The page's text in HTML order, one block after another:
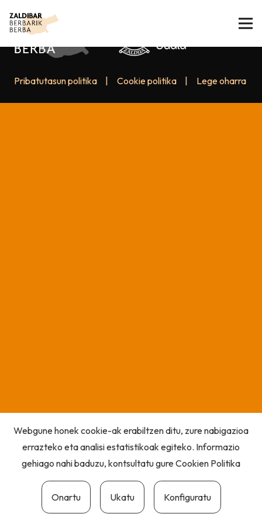
Pribatutasun politika Cookie politika Lege oharra
Webgune honek cookie-ak erabiltzen ditu, zure nabigazioa
errazteko eta analisi estatistikoak egiteko. Informazio
gehiago nahi baduzu, kontsultatu gureCookien Politika
Onartu Ukatu Konfiguratu